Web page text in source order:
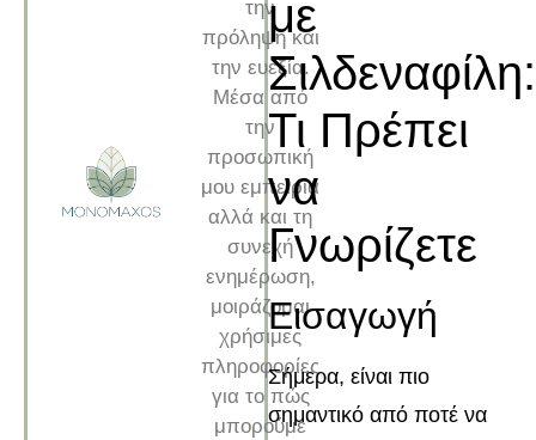
την
πρόληψη και
την ευεξία.
Μέσα από
την
προσωπική
μου εμπειρία
αλλά και τη
συνεχή
ενημέρωση,
μοιράζομαι
χρήσιμες
πληροφορίες
για το πώς
μπορούμε
με
Σιλδεναφίλη:
Τι Πρέπει
να
Γνωρίζετε
Εισαγωγή
Σήμερα, είναι πιο
σημαντικό από ποτέ να